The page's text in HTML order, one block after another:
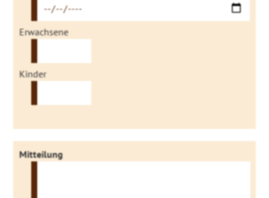
Erwachsene
Kinder
Mitteilung